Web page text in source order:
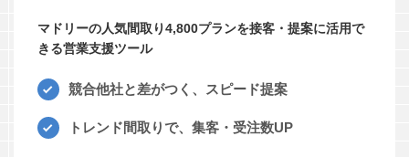
マドリーの人気間取り4,800プランを接客・提案に活用で
きる営業支援ツール
競合他社と差がつく、スピード提案
トレンド間取りで、集客・受注数UP